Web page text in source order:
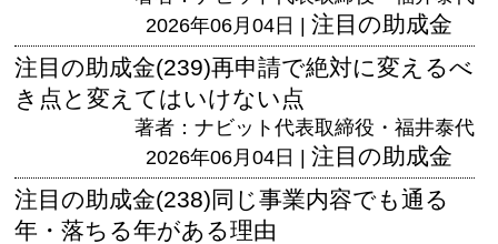
2026年06月04日 | 注目の助成金
注目の助成金(239)再申請で絶対に変えるべ
き点と変えてはいけない点
著者：ナビット代表取締役・福井泰代
2026年06月04日 | 注目の助成金
注目の助成金(238)同じ事業内容でも通る
年・落ちる年がある理由